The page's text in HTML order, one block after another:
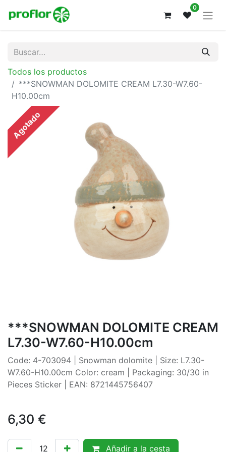
0
Todos los productos
***SNOWMAN DOLOMITE CREAM L7.30-W7.60-
H10.00cm
Agotado
***SNOWMAN DOLOMITE CREAM
L7.30-W7.60-H10.00cm
Code: 4-703094 | Snowman dolomite | Size: L7.30-
W7.60-H10.00cm Color: cream | Packaging: 30/30 in
Pieces Sticker | EAN: 8721445756407
6,30 €
Añadir a la cesta